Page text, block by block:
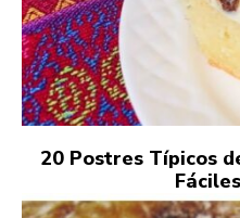
20 Postres Típicos